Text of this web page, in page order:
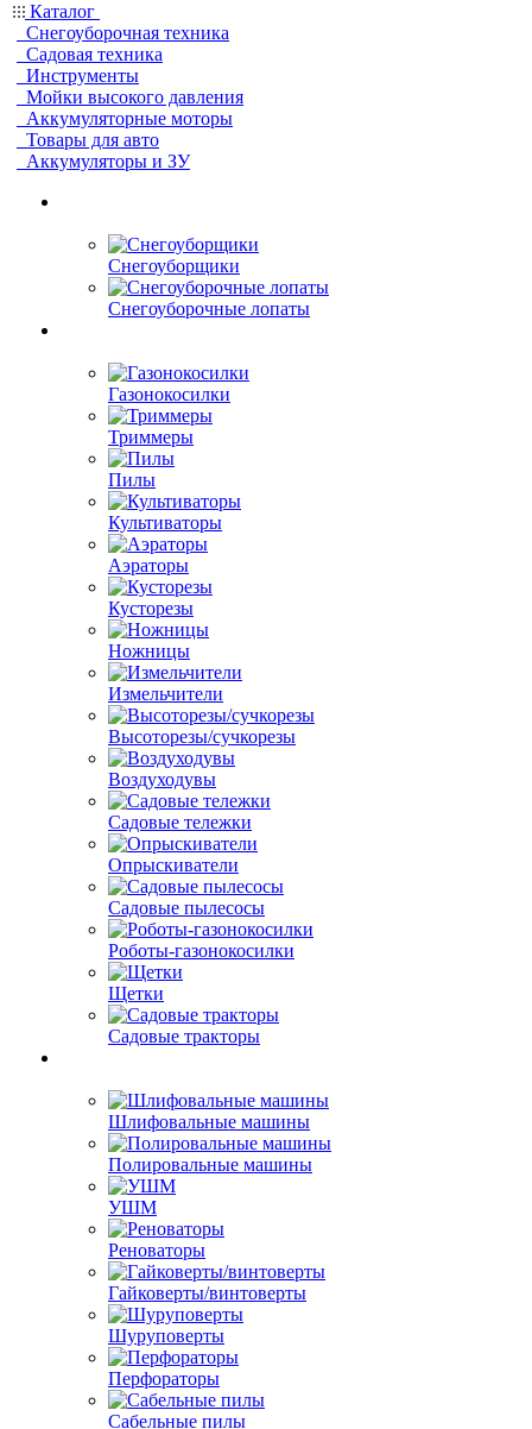
Каталог
Снегоуборочная техника
Садовая техника
Инструменты
Мойки высокого давления
Аккумуляторные моторы
Товары для авто
Аккумуляторы и ЗУ
Снегоуборщики
Снегоуборочные лопаты
Газонокосилки
Триммеры
Пилы
Культиваторы
Аэраторы
Кусторезы
Ножницы
Измельчители
Высоторезы/сучкорезы
Воздуходувы
Садовые тележки
Опрыскиватели
Садовые пылесосы
Роботы-газонокосилки
Щетки
Садовые тракторы
Шлифовальные машины
Полировальные машины
УШМ
Реноваторы
Гайковерты/винтоверты
Шуруповерты
Перфораторы
Сабельные пилы